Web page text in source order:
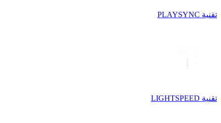
تقنية PLAYSYNC
تقنية LIGHTSPEED